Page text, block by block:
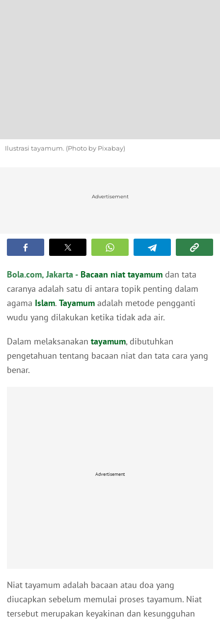
Ilustrasi tayamum. (Photo by Pixabay)
Advertisement
Bola.com, Jakarta - Bacaan niat tayamum dan tata
caranya adalah satu di antara topik penting dalam
agama Islam. Tayamum adalah metode pengganti
wudu yang dilakukan ketika tidak ada air.
Dalam melaksanakan tayamum, dibutuhkan
pengetahuan tentang bacaan niat dan tata cara yang
benar.
Advertisement
Niat tayamum adalah bacaan atau doa yang
diucapkan sebelum memulai proses tayamum. Niat
tersebut merupakan keyakinan dan kesungguhan